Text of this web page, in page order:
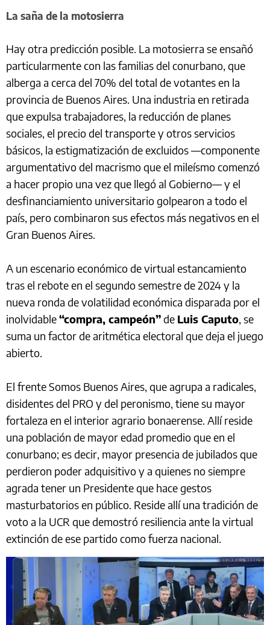
La saña de la motosierra
Hay otra predicción posible. La motosierra se ensañó
particularmente con las familias del conurbano, que
alberga a cerca del 70% del total de votantes en la
provincia de Buenos Aires. Una industria en retirada
que expulsa trabajadores, la reducción de planes
sociales, el precio del transporte y otros servicios
básicos, la estigmatización de excluidos —componente
argumentativo del macrismo que el mileísmo comenzó
a hacer propio una vez que llegó al Gobierno— y el
desfinanciamiento universitario golpearon a todo el
país, pero combinaron sus efectos más negativos en el
Gran Buenos Aires.
A un escenario económico de virtual estancamiento
tras el rebote en el segundo semestre de 2024 y la
nueva ronda de volatilidad económica disparada por el
inolvidable“compra, campeón”de Luis Caputo, se
suma un factor de aritmética electoral que deja el juego
abierto.
El frente Somos Buenos Aires, que agrupa a radicales,
disidentes del PRO y del peronismo, tiene su mayor
fortaleza en el interior agrario bonaerense. Allí reside
una población de mayor edad promedio que en el
conurbano; es decir, mayor presencia de jubilados que
perdieron poder adquisitivo y a quienes no siempre
agrada tener un Presidente que hace gestos
masturbatorios en público. Reside allí una tradición de
voto a la UCR que demostró resiliencia ante la virtual
extinción de ese partido como fuerza nacional.